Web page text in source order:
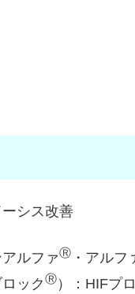
シス改善
ルファⓇ ・アルフ
ックⓇ）：HIFプ